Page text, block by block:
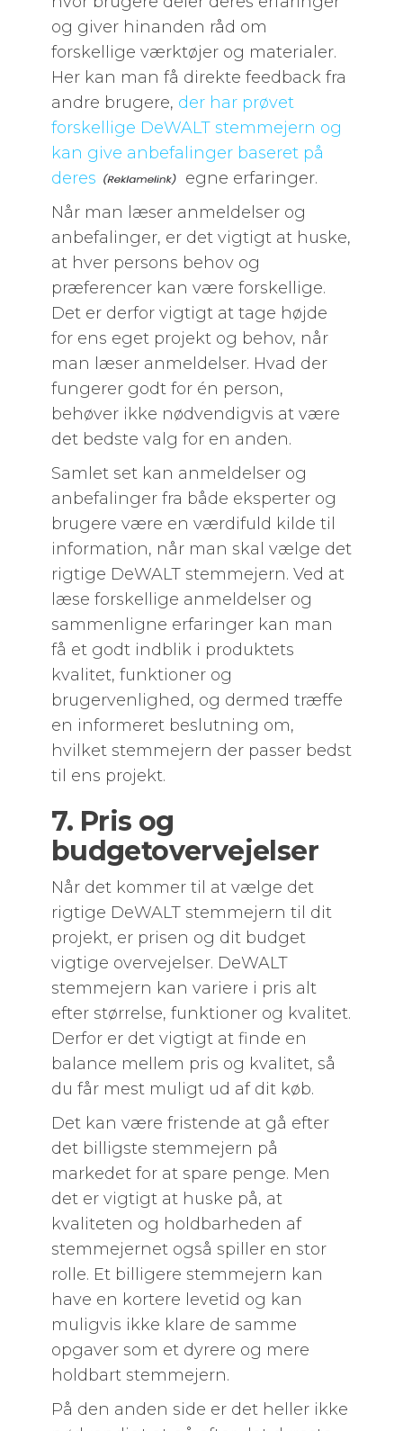
og giver hinanden råd om
forskellige værktøjer og materialer.
Her kan man få direkte feedback fra
andre brugere, der har prøvet
forskellige DeWALT stemmejern og
kan give anbefalinger baseret på
deres
egne erfaringer.
Når man læser anmeldelser og
anbefalinger, er det vigtigt at huske,
at hver persons behov og
præferencer kan være forskellige.
Det er derfor vigtigt at tage højde
for ens eget projekt og behov, når
man læser anmeldelser. Hvad der
fungerer godt for én person,
behøver ikke nødvendigvis at være
det bedste valg for en anden.
Samlet set kan anmeldelser og
anbefalinger fra både eksperter og
brugere være en værdifuld kilde til
information, når man skal vælge det
rigtige DeWALT stemmejern. Ved at
læse forskellige anmeldelser og
sammenligne erfaringer kan man
få et godt indblik i produktets
kvalitet, funktioner og
brugervenlighed, og dermed træffe
en informeret beslutning om,
hvilket stemmejern der passer bedst
til ens projekt.
7. Pris og
budgetovervejelser
Når det kommer til at vælge det
rigtige DeWALT stemmejern til dit
projekt, er prisen og dit budget
vigtige overvejelser. DeWALT
stemmejern kan variere i pris alt
efter størrelse, funktioner og kvalitet.
Derfor er det vigtigt at finde en
balance mellem pris og kvalitet, så
du får mest muligt ud af dit køb.
Det kan være fristende at gå efter
det billigste stemmejern på
markedet for at spare penge. Men
det er vigtigt at huske på, at
kvaliteten og holdbarheden af
stemmejernet også spiller en stor
rolle. Et billigere stemmejern kan
have en kortere levetid og kan
muligvis ikke klare de samme
opgaver som et dyrere og mere
holdbart stemmejern.
På den anden side er det heller ikke